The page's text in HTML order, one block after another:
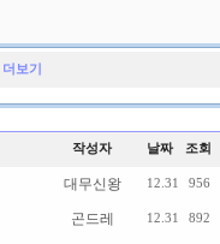
더보기
작성자 날짜 조회
대무신왕 12.31 956
곤드레 12.31 892